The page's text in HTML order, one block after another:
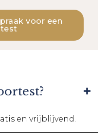
voor een
en vrijblijvend.